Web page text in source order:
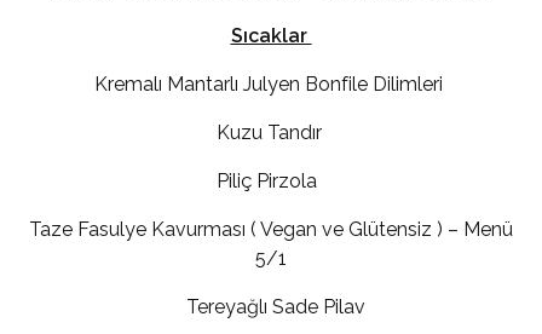
Sıcaklar
Kremalı Mantarlı Julyen Bonfile Dilimleri
Kuzu Tandır
Piliç Pirzola
Taze Fasulye Kavurması ( Vegan ve Glütensiz ) – Menü
5/1
Tereyağlı Sade Pilav